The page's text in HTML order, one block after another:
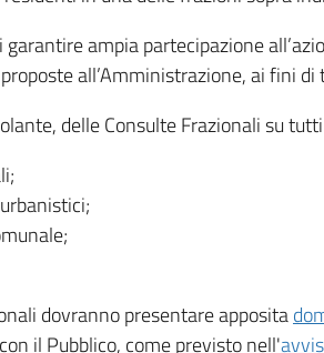
ampia partecipazione
all’Amministrazione, ai fini
delle Consulte Frazionali su
dovranno presentare apposita
il Pubblico, come previsto nell'